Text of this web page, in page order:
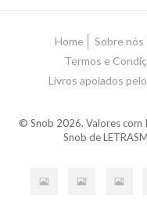
Home Sobre nós
Termos e
Livros apoiados
© Snob 2026. Valores com
Snob de